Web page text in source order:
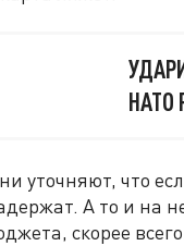
НАТО
уточняют, что
А то и на
скорее